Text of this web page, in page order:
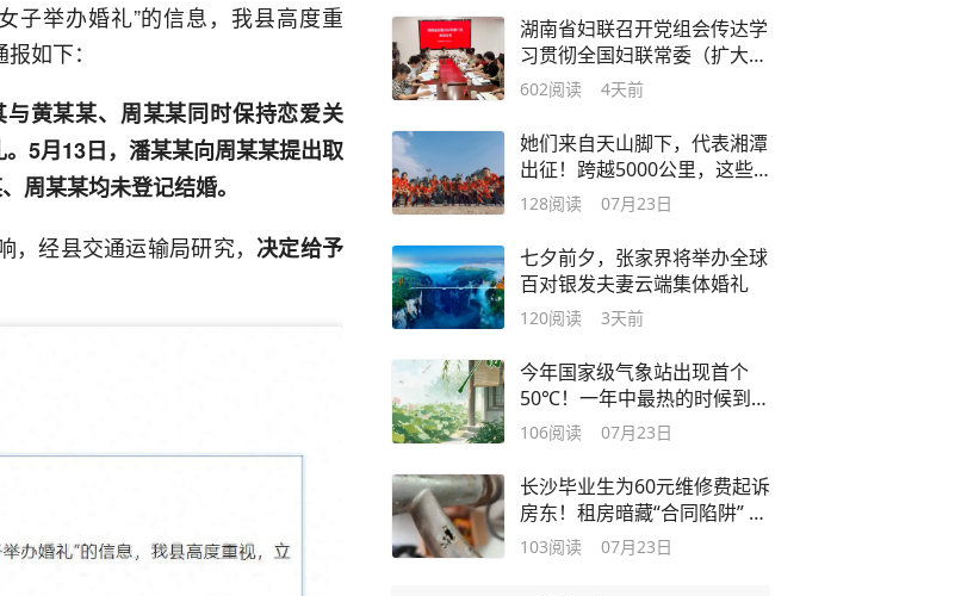
子举办婚礼”的信息，我县高度重
如下：
黄某某、周某某同时保持恋爱关
5月13日，潘某某向周某某提出取
周某某均未登记结婚。
经县交通运输局研究， 决定给予
湖南省妇联召开党组会传达学
习贯彻全国妇联常委（扩大）
会议精神
602阅读 4天前
她们来自天山脚下，代表湘潭
出征！跨越5000公里，这些
新疆女孩用足球“闯”湖南
128阅读 07月23日
七夕前夕，张家界将举办全球
百对银发夫妻云端集体婚礼
120阅读 3天前
今年国家级气象站出现首个
50℃！一年中最热的时候到
了！这份养生攻略快收藏→
106阅读 07月23日
长沙毕业生为60元维修费起诉
房东！租房暗藏“合同陷阱” ，
遇上一定要警惕
103阅读 07月23日